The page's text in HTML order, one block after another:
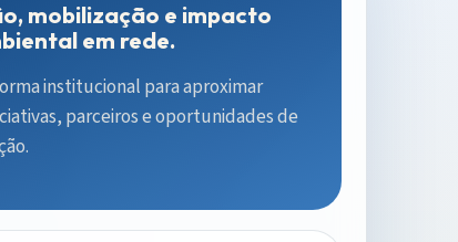
mobilização e impacto
em rede.
institucional para aproximar
parceiros e oportunidades de